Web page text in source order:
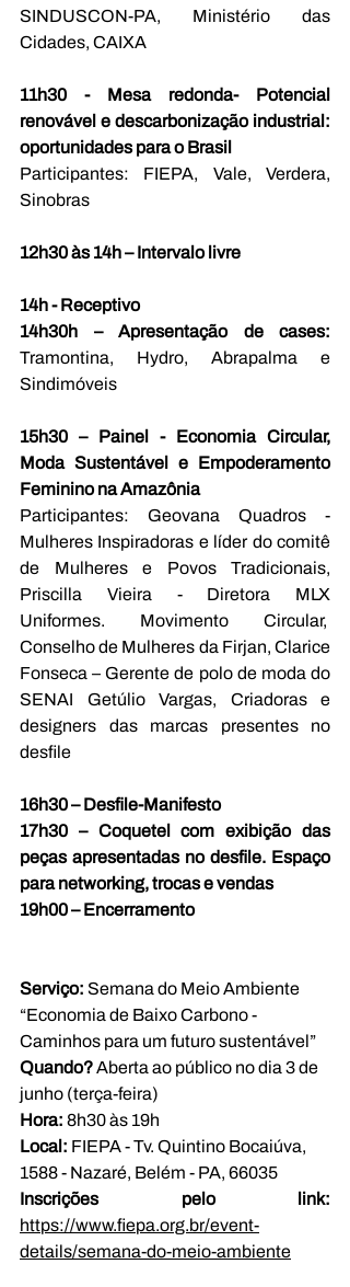
SINDUSCON-PA, Ministério das
Cidades, CAIXA
11h30 - Mesa redonda- Potencial
renovável e descarbonização industrial:
oportunidades para o Brasil
Participantes: FIEPA, Vale, Verdera,
Sinobras
12h30 às 14h – Intervalo livre
14h - Receptivo
Tramontina, Hydro, Abrapalma e
Sindimóveis
15h30 – Painel - Economia Circular,
Moda Sustentável e Empoderamento
Feminino na Amazônia
Participantes: Geovana Quadros -
Mulheres Inspiradoras e líder do comitê
de Mulheres e Povos Tradicionais,
Priscilla Vieira - Diretora MLX
Uniformes. Movimento Circular,
Conselho de Mulheres da Firjan, Clarice
Fonseca – Gerente de polo de moda do
SENAI Getúlio Vargas, Criadoras e
designers das marcas presentes no
desfile
16h30 – Desfile-Manifesto
17h30 – Coquetel com exibição das
peças apresentadas no desfile. Espaço
para networking, trocas e vendas
19h00 – Encerramento
Serviço: Semana do Meio Ambiente
“Economia de Baixo Carbono -
Caminhos para um futuro sustentável”
Quando? Aberta ao público no dia 3 de
junho (terça-feira)
Hora: 8h30 às 19h
Local: FIEPA - Tv. Quintino Bocaiúva,
1588 - Nazaré, Belém - PA, 66035
https://www.fiepa.org.br/event-
details/semana-do-meio-ambiente